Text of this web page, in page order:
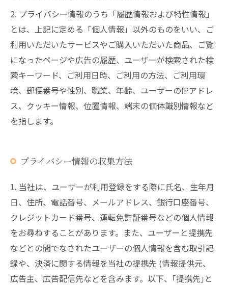
2. プライバシー情報のうち「履歴情報および特性情報」
とは、上記に定める「個人情報」以外のものをいい、ご
利用いただいたサービスやご購入いただいた商品、ご覧
になったページや広告の履歴、ユーザーが検索された検
索キーワード、ご利用日時、ご利用の方法、ご利用環
境、郵便番号や性別、職業、年齢、ユーザーのIPアドレ
ス、クッキー情報、位置情報、端末の個体識別情報など
を指します。
プライバシー情報の収集方法
1. 当社は、ユーザーが利用登録をする際に氏名、生年月
日、住所、電話番号、メールアドレス、銀行口座番号、
クレジットカード番号、運転免許証番号などの個人情報
をお尋ねすることがあります。また、ユーザーと提携先
などとの間でなされたユーザーの個人情報を含む取引記
録や、決済に関する情報を当社の提携先 (情報提供元、
広告主、広告配信先などを含みます。以下、｢提携先｣と